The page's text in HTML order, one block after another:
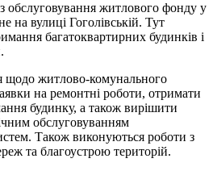
житлового фонду у
на вулиці Гоголівській. Тут
багатоквартирних будинків і
житлово-комунального
на ремонтні роботи, отримати
будинку, а також вирішити
обслуговуванням
Також виконуються роботи з
та благоустрою територій.